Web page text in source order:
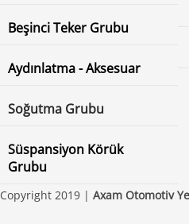
Beşinci Teker Grubu
Aydınlatma - Aksesuar
Soğutma Grubu
Süspansiyon Körük
Grubu
Copyright 2019 | Axam Otomotiv